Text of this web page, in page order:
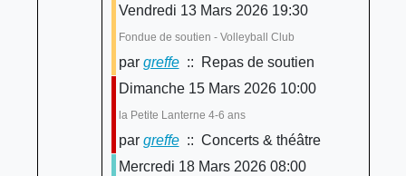
Vendredi 13 Mars 2026 19:30
Fondue de soutien - Volleyball Club
par greffe:: Repas de soutien
Dimanche 15 Mars 2026 10:00
la Petite Lanterne 4-6 ans
par greffe:: Concerts & théâtre
Mercredi 18 Mars 2026 08:00